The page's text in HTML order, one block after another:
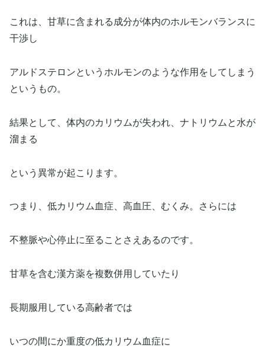
これは、甘草に含まれる成分が体内のホルモンバランスに
干渉し
アルドステロンというホルモンのような作用をしてしまう
というもの。
結果として、体内のカリウムが失われ、ナトリウムと水が
溜まる
という異常が起こります。
つまり、低カリウム血症、高血圧、むくみ。さらには
不整脈や心停止に至ることさえあるのです。
甘草を含む漢方薬を複数併用していたり
長期服用している高齢者では
いつの間にか重度の低カリウム血症に